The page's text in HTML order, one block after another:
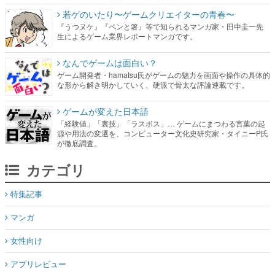
若ゲのいたり〜ゲームクリエイターの青春〜
『うつヌケ』『ペンと箸』等で知られるマンガ家・田中圭一先
生によるゲーム業界レポートマンガです。
なんでゲームは面白い？
ゲーム開発者・hamatsu氏がゲームの魅力を画面や操作の具体的
な形から解き明かしていく、硬派で骨太な評論連載です。
ゲームが変えた日本語
「経験値」「裏技」「ラスボス」… ゲームにまつわる言葉の起
源や用法の変遷を、コンピューター文化史研究家・タイニーP氏
が徹底調査。
カテゴリ
特集記事
マンガ
女性向け
アプリレビュー